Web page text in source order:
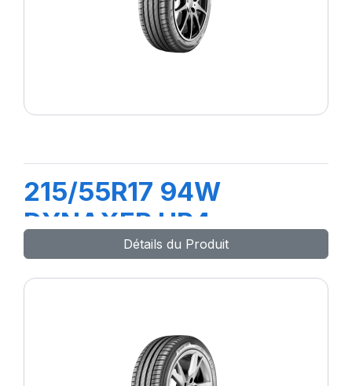
215/55R17 94W
DYNAXER HP4
Détails du Produit